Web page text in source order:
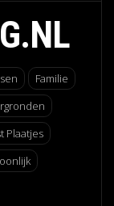
Familie
Plaatjes